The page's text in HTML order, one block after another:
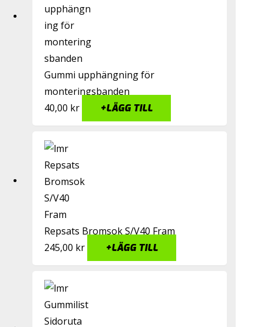
Gummi upphängning för
monteringsbanden
40,00 kr +LÄGG TILL
Repsats Bromsok S/V40 Fram
245,00 kr +LÄGG TILL